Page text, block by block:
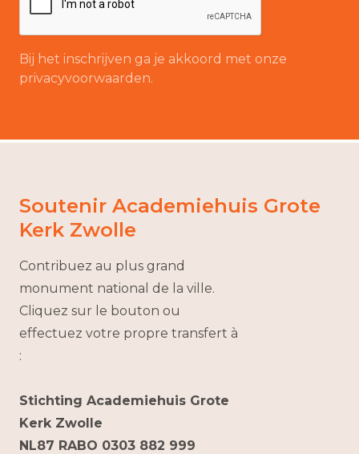
Bij het inschrijven ga je akkoord met onze
privacyvoorwaarden.
Soutenir Academiehuis Grote
Kerk Zwolle
Contribuez au plus grand
monument national de la ville.
Cliquez sur le bouton ou
effectuez votre propre transfert à
:
Stichting Academiehuis Grote
Kerk Zwolle
NL87 RABO 0303 882 999